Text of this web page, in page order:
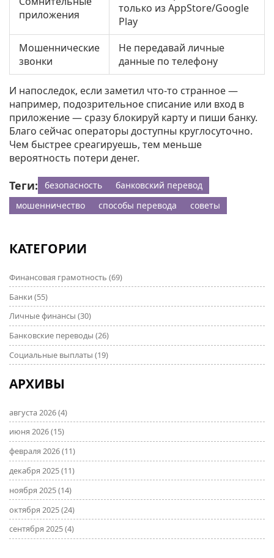
приложения
только из AppStore/Google
Play
Мошеннические
звонки
Не передавай личные
данные по телефону
И напоследок, если заметил что-то странное —
например, подозрительное списание или вход в
приложение — сразу блокируй карту и пиши банку.
Благо сейчас операторы доступны круглосуточно.
Чем быстрее среагируешь, тем меньше
вероятность потери денег.
Теги: безопасность
банковский перевод
мошенничество
способы перевода советы
КАТЕГОРИИ
Финансовая грамотность (69)
Банки (55)
Личные финансы (30)
Банковские переводы (26)
Социальные выплаты (19)
АРХИВЫ
августа 2026(4)
июня 2026(15)
февраля 2026(11)
декабря 2025(11)
ноября 2025(14)
октября 2025(24)
сентября 2025(4)